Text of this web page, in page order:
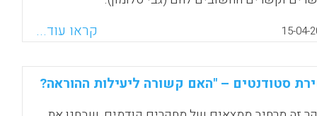
WhatsApp
15-04- קראו עוד...
סטודנטים – "האם קשורה ליעילות ההוראה?